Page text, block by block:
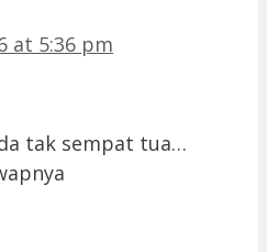
at 5:36 pm
tak sempat tua…